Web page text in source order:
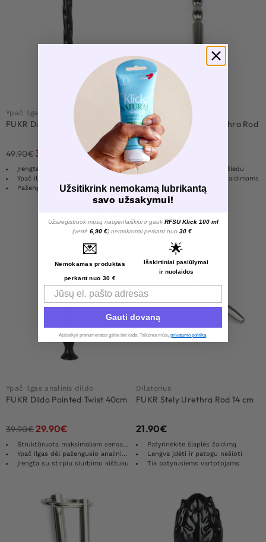
2 už 59,90 €
Ypač ilgas analinis dildo
FUKR Dildo Pointed Twist 50cm
49.90€34.90
Įrengta su stirpiu siurbimo kištuku
Ypač ilgas dėl pažengusio analinio žaidimo
Pažengusiems vartotojams
Dilatorius
FUKR Billy Pierced Urethra Rod
14 cm
22.90
Sukurta su patraukiamu žiedu
Populiarus dominavimo žaidimams
Stimuliuojanti struktūra
Ypač ilgas analinis dildo
FUKR Dildo Pointed Twist 40cm
39.90€29.90€
Struktūruota maksimaliam sensacijai
Ypač ilgas dėl pažengusio analinio žaidimo
Įrengta su stirpiu siurbimo kištuku
Dilatorius
FUKR Stely Urethra Rod 14 cm
21.90€
Patyrinėkite šlaplės žaidimą
Lengva įdėti ir patogu nešioti
Tik patyrusiems vartotojams
Užsitikrink nemokamą lubrikantą
savo užsakymui!
Užsiregistruok mūsų naujienlaiškiui ir gauk RFSU Klick 100 ml
(vertė 6,90 €) nemokamai perkant nuo 30 €
💌
Nemokamas produktas
perkant nuo 30 €
🌟
Išskirtiniai pasiūlymai
ir nuolaidos
Email
Gauti dovaną
Atsisakyti prenumeratos galite bet kada. Taikoma mūsų privatumo politika